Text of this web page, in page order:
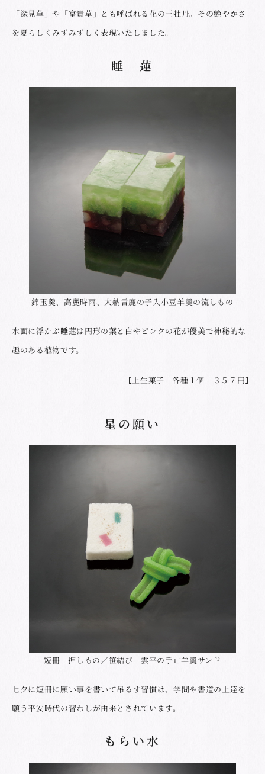
「深見草」や「富貴草」とも呼ばれる花の王牡丹。その艶やかさ
を夏らしくみずみずしく表現いたしました。
睡 蓮
錦玉羹、高麗時雨、大納言鹿の子入小豆羊羹の流しもの
水面に浮かぶ睡蓮は円形の葉と白やピンクの花が優美で神秘的な
趣のある植物です。
【上生菓子 各種１個 ３５７円】
星の願い
短冊―押しもの／笹結び―雲平の手亡羊羹サンド
七夕に短冊に願い事を書いて吊るす習慣は、学問や書道の上達を
願う平安時代の習わしが由来とされています。
もらい水